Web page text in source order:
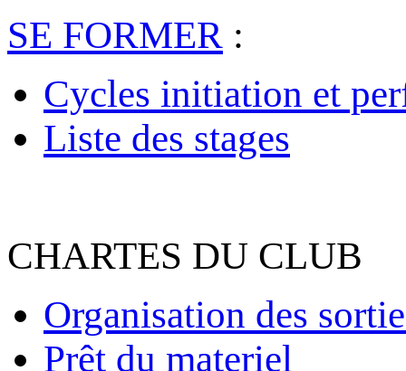
SE FORMER :
Cycles initiation et
Liste des stages
CHARTES DU CLUB
Organisation des
Prêt du materiel